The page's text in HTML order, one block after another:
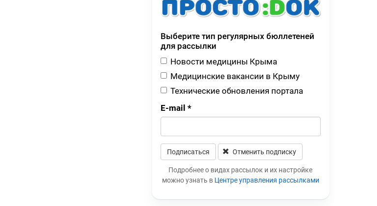
Выберите тип регулярных бюллетеней
для рассылки
Новости медицины Крыма
Медицинские вакансии в Крыму
Технические обновления портала
E-mail *
Подписаться Отменить подписку
Leave this field blank
Подробнее о видах рассылок и их настройке
можно узнать в Центре управления рассылками